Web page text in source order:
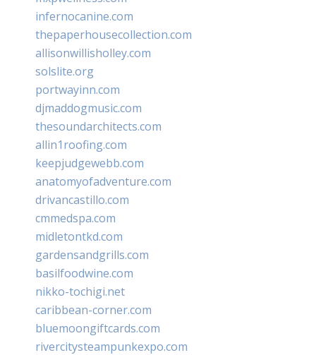
infernocanine.com
thepaperhousecollection.com
allisonwillisholley.com
solslite.org
portwayinn.com
djmaddogmusic.com
thesoundarchitects.com
allin1roofing.com
keepjudgewebb.com
anatomyofadventure.com
drivancastillo.com
cmmedspa.com
midletontkd.com
gardensandgrills.com
basilfoodwine.com
nikko-tochigi.net
caribbean-corner.com
bluemoongiftcards.com
rivercitysteampunkexpo.com